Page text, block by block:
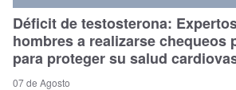
Déficit de testosterona:
hombres a realizarse chequeos
para proteger su salud
07 de Agosto